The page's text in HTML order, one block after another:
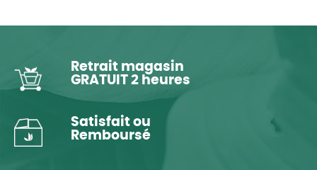
Retrait magasin
GRATUIT 2 heures
Satisfait ou
Remboursé